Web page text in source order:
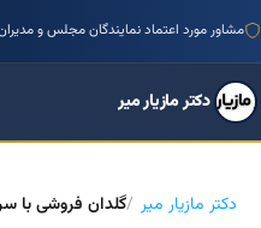
مشاور مورد اعتماد نمایندگان مجلس و
دکتر مازیار میر
دکتر مازیار میر گلدان فروشی با